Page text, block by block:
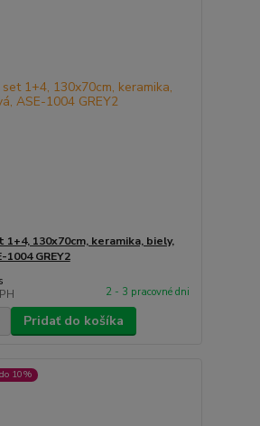
130x70cm, keramika, biely,
GREY2
2 - 3 pracovné dni
Pridať do košíka
10%